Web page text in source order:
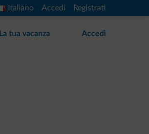
Italiano Accedi Registrati
La tua vacanza Accedi